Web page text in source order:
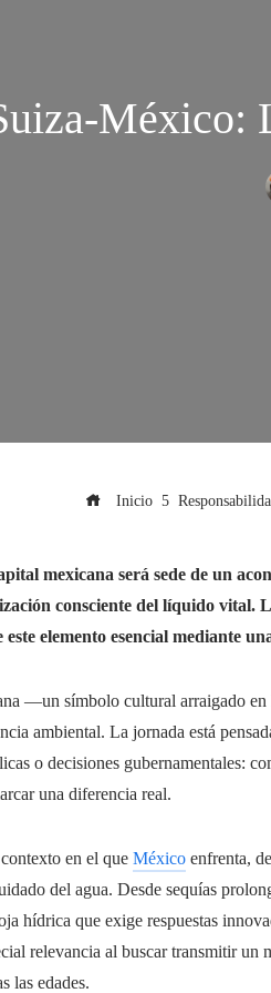
México:
Inicio
mexicana será sede de un
consciente del líquido vital.
elemento esencial mediante
—un símbolo cultural arraigado
ambiental. La jornada está
o decisiones gubernamentales:
una diferencia real.
en el que México enfrenta,
del agua. Desde sequías
hídrica que exige respuestas
relevancia al buscar transmitir un
las edades.